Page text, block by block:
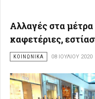
Αλλαγές στα
καφετέριες,
ΚΟΙΝΩΝΙΚΑ 08 ΙΟΥΛΊΟΥ 2020